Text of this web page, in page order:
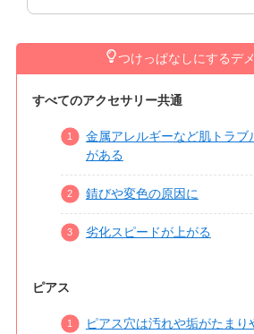
つけっぱなしにするデ
すべてのアクセサリー共通
金属アレルギーなど肌トラブ
がある
錆びや変色の原因に
劣化スピードが上がる
ピアス
ピアス穴は汚れや垢がたまり